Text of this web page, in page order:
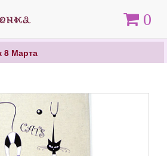
Корзина
0
8 Марта